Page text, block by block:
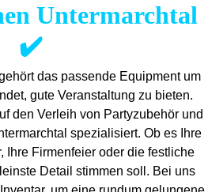
Untermarchtal
✔️
das passende Equipment um
gute Veranstaltung zu bieten.
den Verleih von Partyzubehör und
spezialisiert. Ob es Ihre
Ihre Firmenfeier oder die festliche
Detail stimmen soll. Bei uns